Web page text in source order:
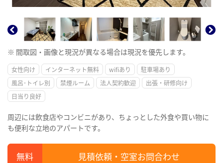
※ 間取図・画像と現況が異なる場合は現況を優先します。
女性向け インターネット無料 wifiあり
駐車場あり
風呂･トイレ別
禁煙ルーム 法人契約歓迎
出張・研修向け
日当り良好
周辺には飲食店やコンビニがあり、ちょっとした外食や買い物に
も便利な立地のアパートです。
見積依頼・空室お問合わせ